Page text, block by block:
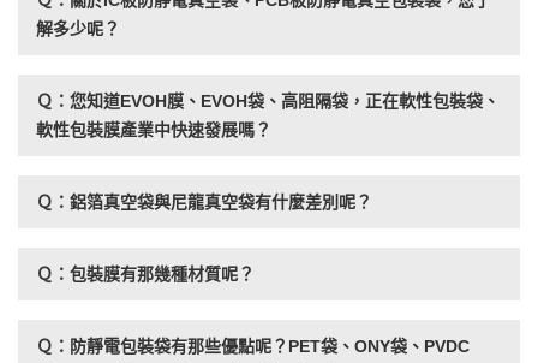
解多少呢？
Ｑ：您知道EVOH膜、EVOH袋、高阻隔袋，正在軟性包裝袋、
軟性包裝膜產業中快速發展嗎？
Ｑ：鋁箔真空袋與尼龍真空袋有什麼差別呢？
Ｑ：包裝膜有那幾種材質呢？
Ｑ：防靜電包裝袋有那些優點呢？PET袋、ONY袋、PVDC